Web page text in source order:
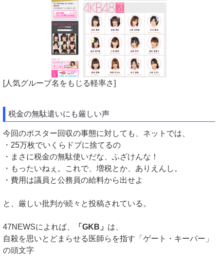
[人気グループ名をもじる軽率さ]
税金の無駄遣いにも厳しい声
今回のポスター回収の事態に対しても、ネットでは、
・25万枚でいくらドブに捨てるの
・まさに税金の無駄使いだな、ふざけんな！
・もったいねぇ。これで、増税とか、ありえんし。
・費用は議員と公務員の給料から出せよ
と、厳しい批判が続々と投稿されている。
47NEWSによれば、 「GKB」 は、
自殺を思いとどまらせる医師らを指す「ゲート・キーパー」
の頭文字